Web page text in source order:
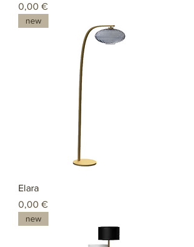
Preço
0,00 €
new
Elara
Preço
0,00 €
new